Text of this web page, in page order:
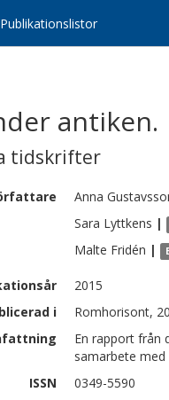
Publikationslistor
antiken.
tidskrifter
Anna
Sara Lyttkens |
Malte Fridén |
2015
i
Romhorisont,
En rapport från
samarbete
ISSN
0349-5590